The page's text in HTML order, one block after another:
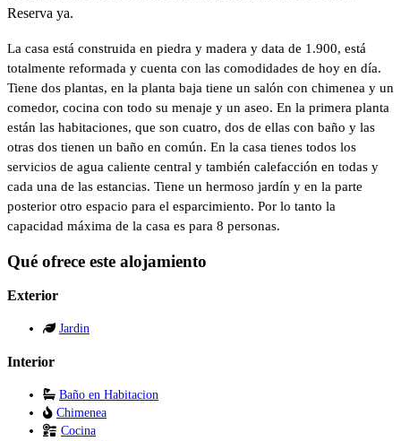
Reserva ya.
La casa está construida en piedra y madera y data de 1.900, está
totalmente reformada y cuenta con las comodidades de hoy en día.
Tiene dos plantas, en la planta baja tiene un salón con chimenea y un
comedor, cocina con todo su menaje y un aseo. En la primera planta
están las habitaciones, que son cuatro, dos de ellas con baño y las
otras dos tienen un baño en común. En la casa tienes todos los
servicios de agua caliente central y también calefacción en todas y
cada una de las estancias. Tiene un hermoso jardín y en la parte
posterior otro espacio para el esparcimiento. Por lo tanto la
capacidad máxima de la casa es para 8 personas.
Qué ofrece este alojamiento
Exterior
Jardin
Interior
Baño en Habitacion
Chimenea
Cocina